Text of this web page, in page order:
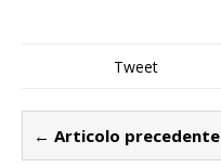
Tweet
← Articolo precedente